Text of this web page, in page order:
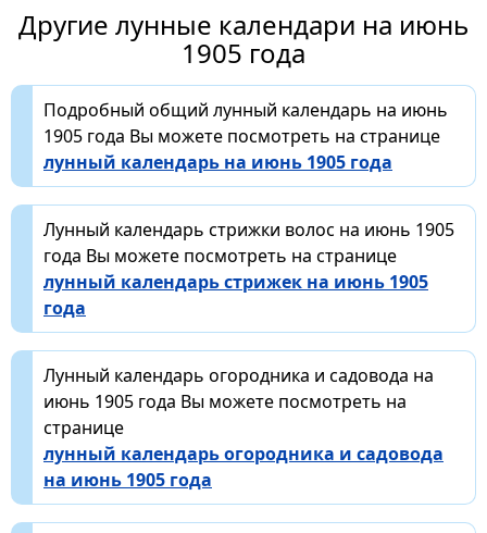
Другие лунные календари на июнь
1905 года
Подробный общий лунный календарь на июнь
1905 года Вы можете посмотреть на странице
лунный календарь на июнь 1905 года
Лунный календарь стрижки волос на июнь 1905
года Вы можете посмотреть на странице
лунный календарь стрижек на июнь 1905
года
Лунный календарь огородника и садовода на
июнь 1905 года Вы можете посмотреть на
странице
лунный календарь огородника и садовода
на июнь 1905 года